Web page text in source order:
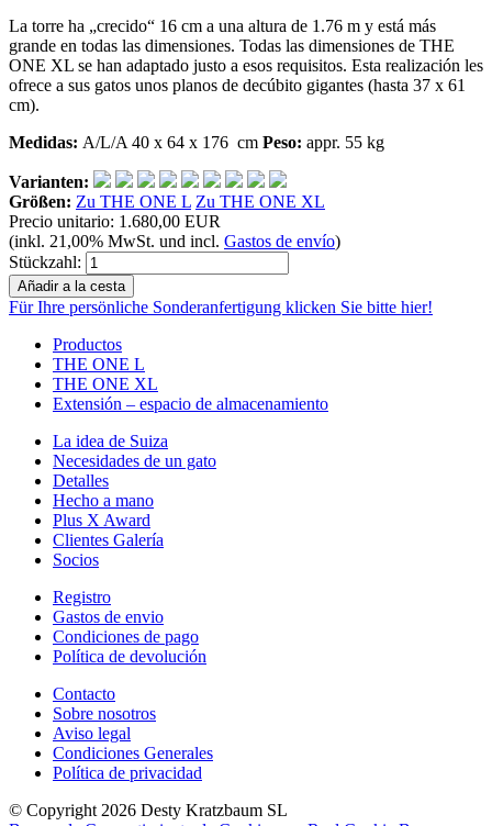
La torre ha „crecido“ 16 cm a una altura de 1.76 m y está más
grande en todas las dimensiones. Todas las dimensiones de THE
ONE XL se han adaptado justo a esos requisitos. Esta realización les
ofrece a sus gatos unos planos de decúbito gigantes (hasta 37 x 61
cm).
Medidas: A/L/A 40 x 64 x 176 cm Peso: appr. 55 kg
Varianten:
Größen: Zu THE ONE L Zu THE ONE XL
Precio unitario: 1.680,00 EUR
(inkl. 21,00% MwSt. und incl. Gastos de envío)
Stückzahl:
Für Ihre persönliche Sonderanfertigung klicken Sie bitte hier!
Productos
THE ONE L
THE ONE XL
Extensión – espacio de almacenamiento
La idea de Suiza
Necesidades de un gato
Detalles
Hecho a mano
Plus X Award
Clientes Galería
Socios
Registro
Gastos de envio
Condiciones de pago
Política de devolución
Contacto
Sobre nosotros
Aviso legal
Condiciones Generales
Política de privacidad
© Copyright 2026 Desty Kratzbaum SL